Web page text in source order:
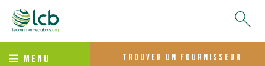
MENU trouver un fournisseur